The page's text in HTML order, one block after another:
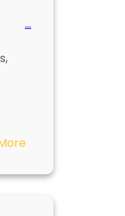
…
: